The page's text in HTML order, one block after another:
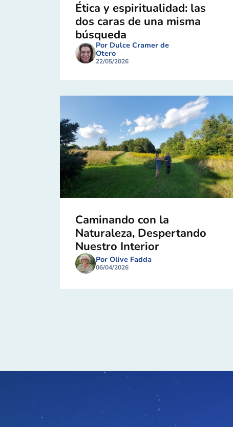
Ética y espiritualidad: las
dos caras de una misma
búsqueda
Por Dulce Cramer de
Otero
22/05/2026
Caminando con la
Naturaleza, Despertando
Nuestro Interior
Por Olive Fadda
06/04/2026